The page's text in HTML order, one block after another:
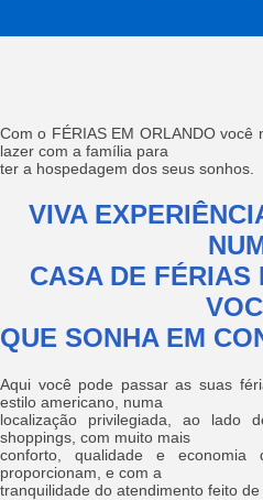
Com o FÉRIAS EM ORLANDO
lazer com a família para
ter a hospedagem dos seus sonhos.
VIVA
CASA DE FÉRIAS
QUE SONHA EM
Aqui você pode passar as suas
estilo americano, numa
localização privilegiada, ao lado
shoppings, com muito mais
conforto, qualidade e
proporcionam, e com a
tranquilidade do atendimento feito